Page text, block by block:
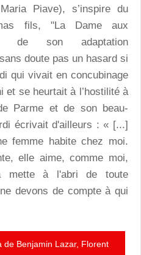
Piave), s’inspire du
fils, "La Dame aux
de son adaptation
doute pas un hasard si
qui vivait en concubinage
et se heurtait à l’hostilité à
Parme et de son beau-
écrivait d'ailleurs : « [...]
femme habite chez moi.
elle aime, comme moi,
mette à l'abri de toute
devons de compte à qui
de Benjamin Lazar, Florent